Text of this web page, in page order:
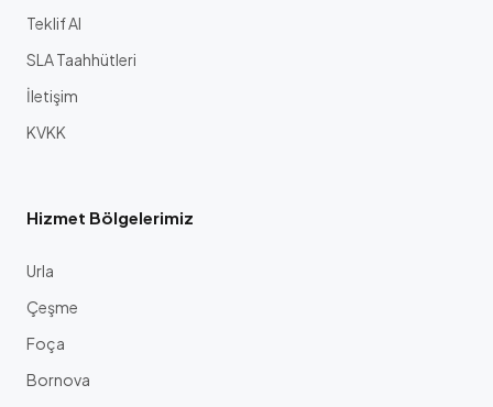
Teklif Al
SLA Taahhütleri
İletişim
KVKK
Hizmet Bölgelerimiz
Urla
Çeşme
Foça
Bornova